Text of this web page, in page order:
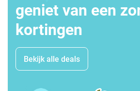
geniet van een
kortingen
Bekijk alle deals